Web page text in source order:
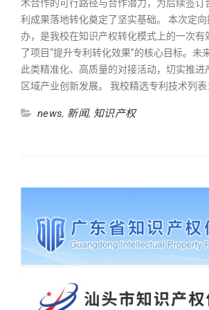
术合作的可行路径与合作潜力，为后续签订
利成果落地转化奠定了坚实基础。 本次定
办，是我校在知识产权转化模式上的一次有
了项目“提升专利转化效果”的核心目标。未
此类精准化、高质量的对接活动，切实推进
区域产业创新发展。 我校精选专利技术列表
news, 新闻, 知识产权